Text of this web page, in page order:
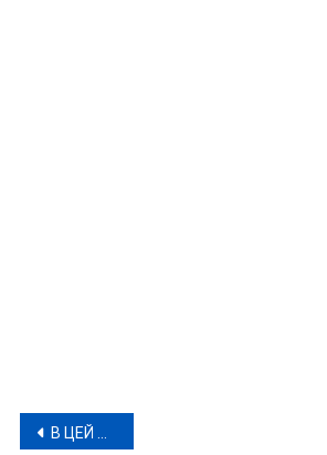
Навігація
В ЦЕЙ ДЕНЬ 24 ЛИСТОПАДА СЬОГОДНІ ТА МИНУЛОМУ